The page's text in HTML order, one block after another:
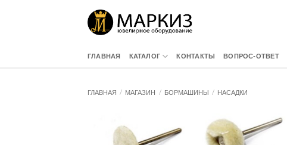
ГЛАВНАЯ КАТАЛОГ КОНТАКТЫ ВОПРОС-ОТВЕТ
ГЛАВНАЯ / МАГАЗИН / БОРМАШИНЫ / НАСАДКИ